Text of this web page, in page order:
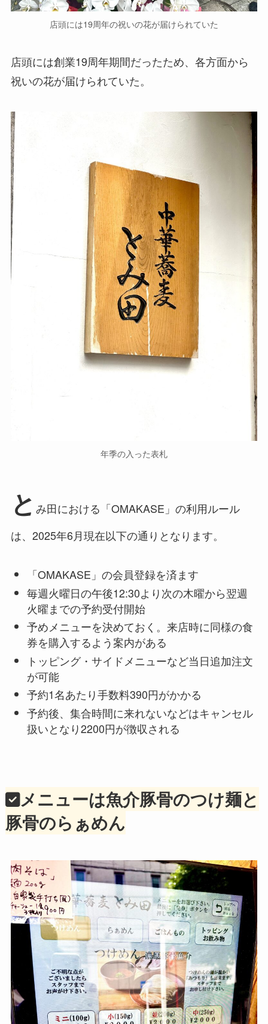
店頭には19周年の祝いの花が届けられていた
店頭には創業19周年期間だったため、各方面から
祝いの花が届けられていた。
年季の入った表札
と み田における「OMAKASE」の利用ルール
は、2025年6月現在以下の通りとなります。
「OMAKASE」の会員登録を済ます
毎週火曜日の午後12:30より次の木曜から翌週
火曜までの予約受付開始
予めメニューを決めておく。来店時に同様の食
券を購入するよう案内がある
トッピング・サイドメニューなど当日追加注文
が可能
予約1名あたり手数料390円がかかる
予約後、集合時間に来れないなどはキャンセル
扱いとなり2200円が徴収される
メニューは魚介豚骨のつけ麺と
豚骨のらぁめん